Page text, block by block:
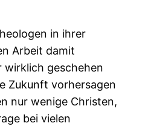
in ihrer
Arbeit damit
wirklich geschehen
Zukunft vorhersagen
nur wenige Christen,
bei vielen